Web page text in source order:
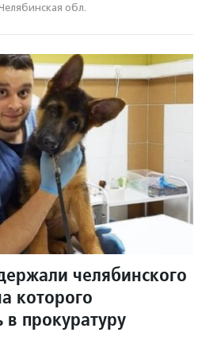
обл.
челябинского
которого
прокуратуру